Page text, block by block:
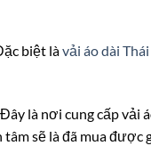
biệt làvải áo dài
là nơi cung cấp
tâm sẽ là đã mua